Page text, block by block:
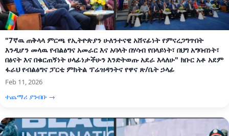
"7ኛዉ ጠቅላላ ምርጫ የኢትዮጵያን ሁለንተናዊ አሸናፊነት የምናረጋግጥበት
እንዲሆን መላዉ የብልፅግና አመራር እና አባላት በሃሳብ የበላይነት፣ በህግ አግባብነት፣
በፅናት እና በቁርጠኝነት ሀላፊነታችሁን እንድትወጡ አደራ እላለሁ" ክቡር አቶ አደም
ፋራህ የብልፅግና ፓርቲ ምክትል ፕሬዝዳንትና የዋና ጽ/ቤት ኃላፊ
Feb 11, 2026
ተጨማሪ ያንብቡ →